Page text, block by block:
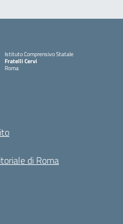
Istituto Comprensivo Statale
Fratelli Cervi
Roma
di Roma